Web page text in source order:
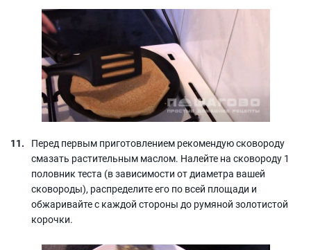
Перед первым приготовлением рекомендую сковороду
смазать растительным маслом. Налейте на сковороду 1
половник теста (в зависимости от диаметра вашей
сковороды), распределите его по всей площади и
обжаривайте с каждой стороны до румяной золотистой
корочки.